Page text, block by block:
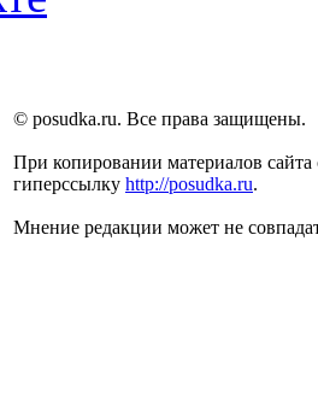
© posudka.ru. Все права защищены.
При копировании материалов сайта
гиперссылку http://posudka.ru.
Мнение редакции может не